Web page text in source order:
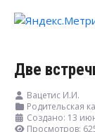
Две
Вацетис И.И.
Родительская
Создано: 13
Просмотров: